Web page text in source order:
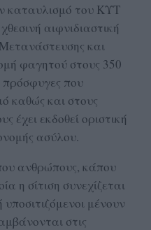
καταυλισμό του ΚΥΤ
αιφνιδιαστική
και
φαγητού στους 350
που
καθώς και στους
έχει εκδοθεί οριστική
ασύλου.
ανθρώπους, κάπου
η σίτιση συνεχίζεται
μένουν
στις